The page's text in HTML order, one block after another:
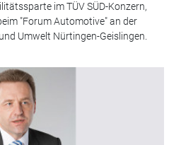
im TÜV SÜD-Konzern,
"Forum Automotive" an der
Umwelt Nürtingen-Geislingen.